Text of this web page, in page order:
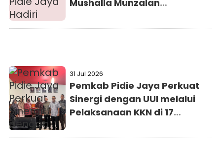
Mushalla Munzalan
Pidie Jaya
31 Jul 2026
Pemkab Pidie Jaya Perkuat
Sinergi dengan UUI melalui
Pelaksanaan KKN di 17